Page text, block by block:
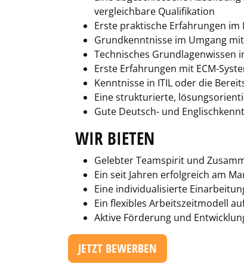
vergleichbare Qualifikation
Erste praktische Erfahrungen
Grundkenntnisse im Umgang
Technisches Grundlagenwissen
Erste Erfahrungen mit ECM-
Kenntnisse in ITIL oder die
Eine strukturierte,
Gute Deutsch- und
WIR BIETEN
Gelebter Teamspirit und
Ein seit Jahren erfolgreich am
Eine individualisierte
Ein flexibles Arbeitszeitmodell
Aktive Förderung und
JETZT BEWERBEN